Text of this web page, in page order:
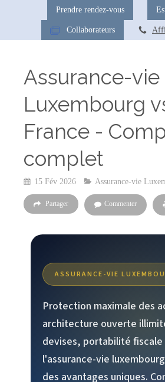
Prendre rendez-vous
Collaborateurs
Assurance-vie
Luxembourg
France -
complet
15 Fév 2026 Assurance-vie
Partager Commenter
ASSURANCE-VIE
Protection maximale des
architecture ouverte
devises, portabilité fiscale
l'assurance-vie
des avantages uniques.